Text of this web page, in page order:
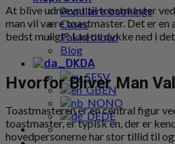
Populære bookings
Cases
Pakketilbud
Blog
DA
SV
EN
NO
DE
At blive udnævnt til toastmaster
man vil være toastmaster. Det er
bedst muligt? Lad os dykke ned i
Hvorfor Bliver Man
Toastmasteren er en central figur
toastmaster, er typisk en, der er
hovedpersonerne har stor tillid til